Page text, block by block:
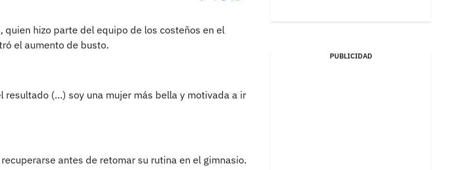
hizo parte del equipo de los costeños en el
el aumento de busto.
resultado (…) soy una mujer más bella y motivada a ir
antes de retomar su rutina en el gimnasio.
PUBLICIDAD